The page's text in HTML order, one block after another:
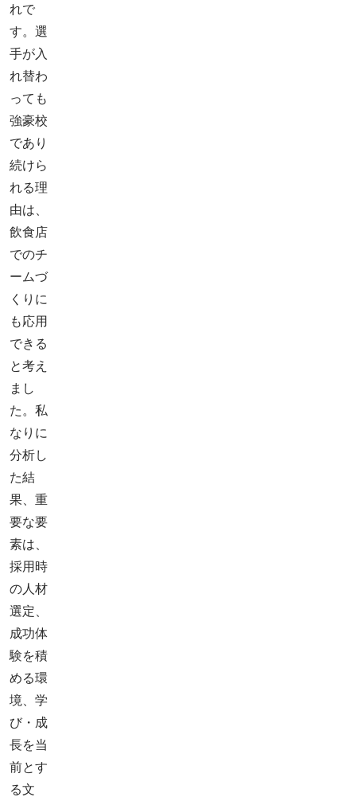
れで
す。選
手が入
れ替わ
っても
強豪校
であり
続けら
れる理
由は、
飲食店
でのチ
ームづ
くりに
も応用
できる
と考え
まし
た。私
なりに
分析し
た結
果、重
要な要
素は、
採用時
の人材
選定、
成功体
験を積
める環
境、学
び・成
長を当
前とす
る文